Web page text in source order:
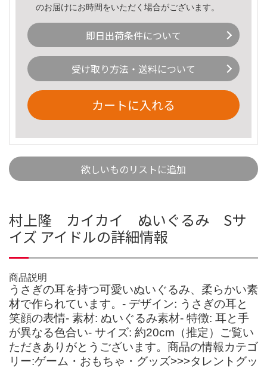
のお届けにお時間をいただく場合がございます。
即日出荷条件について
受け取り方法・送料について
カートに入れる
欲しいものリストに追加
村上隆 カイカイ ぬいぐるみ Sサ
イズ アイドルの詳細情報
商品説明
うさぎの耳を持つ可愛いぬいぐるみ、柔らかい素
材で作られています。- デザイン: うさぎの耳と
笑顔の表情- 素材: ぬいぐるみ素材- 特徴: 耳と手
が異なる色合い- サイズ: 約20cm（推定）ご覧い
ただきありがとうございます。商品の情報カテゴ
リー:ゲーム・おもちゃ・グッズ>>>タレントグッ